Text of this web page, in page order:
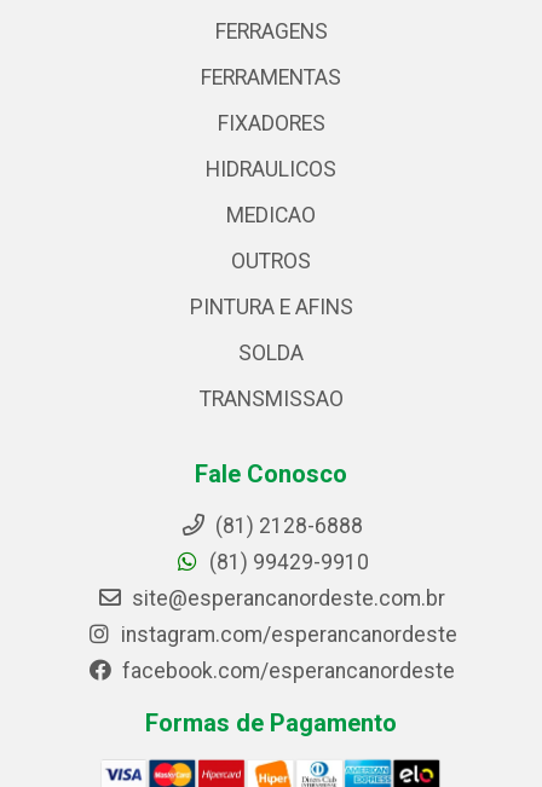
FERRAGENS
FERRAMENTAS
FIXADORES
HIDRAULICOS
MEDICAO
OUTROS
PINTURA E AFINS
SOLDA
TRANSMISSAO
Fale Conosco
(81) 2128-6888
(81) 99429-9910
site@esperancanordeste.com.br
instagram.com/esperancanordeste
facebook.com/esperancanordeste
Formas de Pagamento